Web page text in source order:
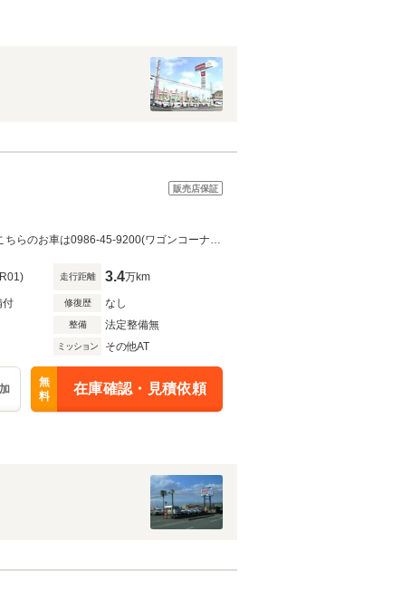
販売店保証
自社車検整備工場・鈑金塗装工場完備！！もしもの時も安心のアフターサービスこちらのお車は0986-45-9200(ワゴンコーナー)までお気軽にお問合せください。
走行距離 3.4万km
付 修復歴 なし
整備 法定整備無
ミッション その他AT
無
料
在庫確認・見積依頼